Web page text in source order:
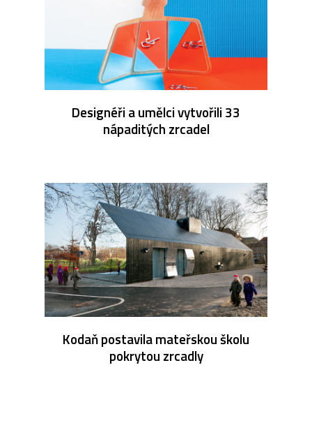
Designéři a umělci vytvořili 33
nápaditých zrcadel
Kodaň postavila mateřskou školu
pokrytou zrcadly